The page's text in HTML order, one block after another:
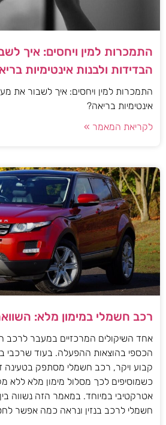
התמכרות למין ויחסים: איך
הבדידות ולבנות אינטימיות
התמכרות למין ויחסים: איך לשבור את
אינטימיות בריאה?
לקריאת המאמר »
רכב חשמלי במימון מלא:
אחד השיקולים המרכזיים במעבר לרכב
הכספי בהוצאות ההפעלה. בעוד שרכבי
קבוע ויקר, רכב חשמלי מסתפק בטעינה
כשמוסיפים לכך מסלול מימון מלא ללא
אטרקטיבי במיוחד. במאמר הזה נשווה
חשמלי לרכב בנזין ונראה כמה אפשר